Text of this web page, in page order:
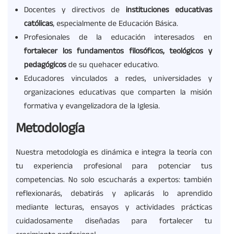
Docentes y directivos de instituciones educativas
católicas, especialmente de Educación Básica.
Profesionales de la educación interesados en
fortalecer los fundamentos filosóficos, teológicos y
pedagógicosde su quehacer educativo.
Educadores vinculados a redes, universidades y
organizaciones educativas que comparten la misión
formativa y evangelizadora de la Iglesia.
Metodología
Nuestra metodología es dinámica e integra la teoría con
tu experiencia profesional para potenciar tus
competencias. No solo escucharás a expertos: también
reflexionarás, debatirás y aplicarás lo aprendido
mediante lecturas, ensayos y actividades prácticas
cuidadosamente diseñadas para fortalecer tu